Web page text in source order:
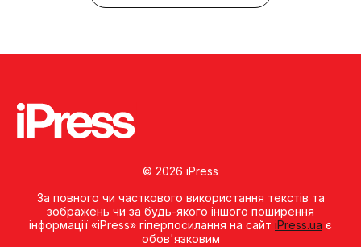
© 2026 iPress
За повного чи часткового використання текстів та
зображень чи за будь-якого іншого поширення
інформації «iPress» гіперпосилання на сайт iPress.ua є
обов'язковим